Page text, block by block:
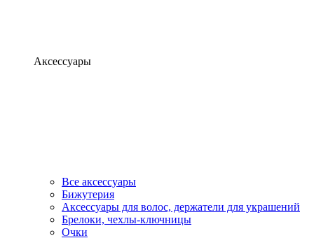
Аксессуары
Все аксессуары
Бижутерия
Аксессуары для волос, держатели для украшений
Брелоки, чехлы-ключницы
Очки